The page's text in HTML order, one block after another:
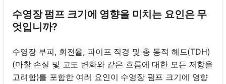
수영장 펌프 크기에 영향을 미치는 요인은 무
엇입니까?
수영장 부피, 회전율, 파이프 직경 및 총 동적 헤드(TDH)
(마찰 손실 및 고도 변화와 같은 흐름에 대한 모든 저항을
고려함)를 포함한 여러 요인이 수영장 펌프 크기에 영향